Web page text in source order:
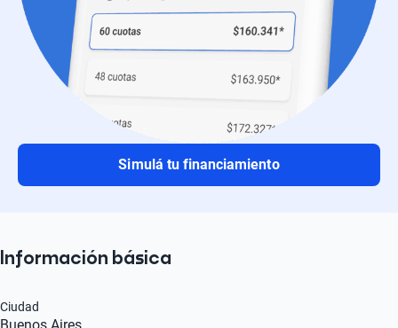
Simulá tu financiamiento
Información básica
Ciudad